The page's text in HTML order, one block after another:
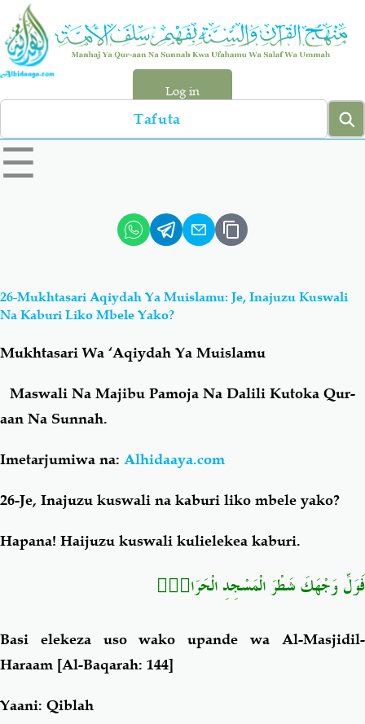
Skip
main
content
Log in
Search
left
sidebar
☰
Hadiyth
Aqiydah Manhaj
Shirki & Kufru Bid-'ah (Uzushi)
Salaf Wa Ummah
Fiqh-Ibaadah Duaa-Adhkaar
Fataawa Za Ulamaa Kauli Za Salaf
Akhlaaq-Aadaab
Maswali-Majibu
Vitabu
Mapishi
26-Mukhtasari Aqiydah Ya Muislamu: Je, Inajuzu Kuswali
Na Kaburi Liko Mbele Yako?
Mukhtasari Wa ‘Aqiydah Ya Muislamu
Maswali Na Majibu Pamoja Na Dalili Kutoka Qur-
aan Na Sunnah.
Imetarjumiwa na: Alhidaaya.com
26-Je, Inajuzu kuswali na kaburi liko mbele yako?
Hapana! Haijuzu kuswali kulielekea kaburi.
فَوَلِّ وَجْهَكَ شَطْرَ الْمَسْجِدِ الْحَرَامِۚ
Basi elekeza uso wako upande wa Al-Masjidil-
Haraam [Al-Baqarah: 144]
Yaani: Qiblah